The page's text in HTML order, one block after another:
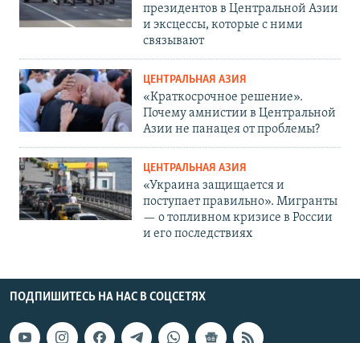
президентов в Центральной Азии
и эксцессы, которые с ними
связывают
ЦЕНТРАЛЬНАЯ АЗИЯ
«Краткосрочное решение».
Почему амнистии в Центральной
Азии не панацея от проблемы?
ЦЕНТРАЛЬНАЯ АЗИЯ
«Украина защищается и
поступает правильно». Мигранты
— о топливном кризисе в России
и его последствиях
ПОДПИШИТЕСЬ НА НАС В СОЦСЕТЯХ